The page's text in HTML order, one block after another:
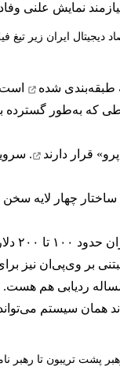
نمایش علنی
دیجیتال ایران زیر
طبقه‌بندی شده
که به‌طور گسترده
قرار دارند
.
چهار لایه
۱۰۰ دلار است.
وی‌پی‌ان نیز
ردیابی هم هست.
همان سیستم
پشت تریبون تا رهبر